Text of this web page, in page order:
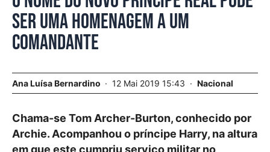
ser uma homenagem a um
comandante
Ana Luísa Bernardino 12 Mai 2019 15:43 Nacional
Chama-se Tom Archer-Burton, conhecido por
Archie. Acompanhou o príncipe Harry, na altura
em que este cumpriu serviço militar no